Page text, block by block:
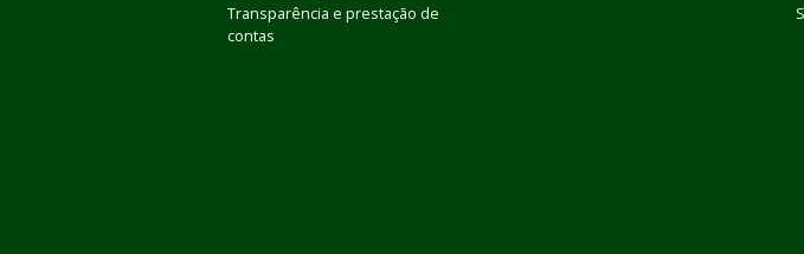
Transparência e prestação de
contas